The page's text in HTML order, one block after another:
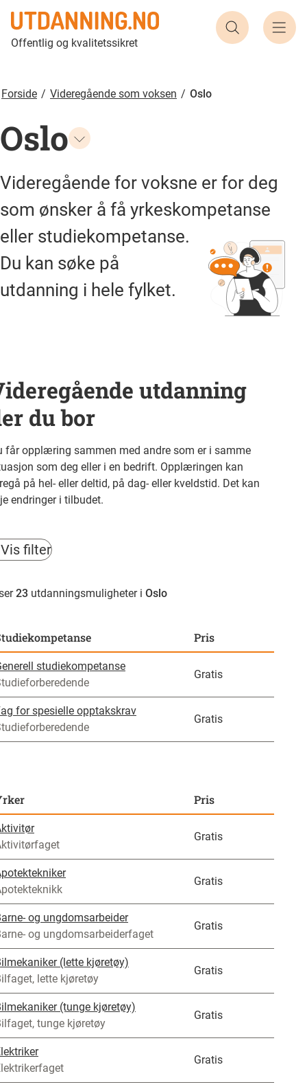
Offentlig og kvalitetssikret
Søk etter
Forside Videregående som voksen Oslo
Oslo
Videregående for voksne er for deg
som ønsker å få yrkeskompetanse
eller studiekompetanse.
Du kan søke på
utdanning i hele fylket.
utdanning
du bor
får opplæring sammen med andre som er i samme
som deg eller i en bedrift. Opplæringen kan
på hel- eller deltid, på dag- eller kveldstid. Det kan
endringer i tilbudet.
Vis filter
undervisning
Modulbasert læreplan
Undervisning ved lærestedet
Elektro og datateknologi
Helse- og oppvekstfag
alle
23 utdanningsmuligheter i Oslo
Pris
studiekompetanse
Gratis
for spesielle opptakskrav
Gratis
Pris
Gratis
Gratis
og ungdomsarbeider
og ungdomsarbeiderfaget
Gratis
(lette kjøretøy)
lette kjøretøy
Gratis
(tunge kjøretøy)
tunge kjøretøy
Gratis
Gratis